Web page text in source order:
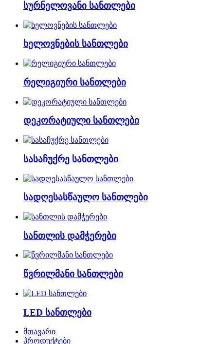
სურნელოვანი სანთლები
ხელოვნების სანთლები
რელიგიური სანთლები
დეკორატიული სანთლები
სასაჩუქრე სანთლები
სადღესასწაულო სანთლები
სანთლის დამჭერები
წვრილმანი სანთლები
LED სანთლები
მთავარი
პროდუქტები